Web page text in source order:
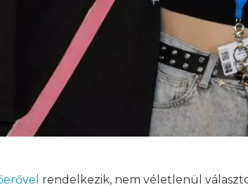
rendelkezik, nem véletlenül